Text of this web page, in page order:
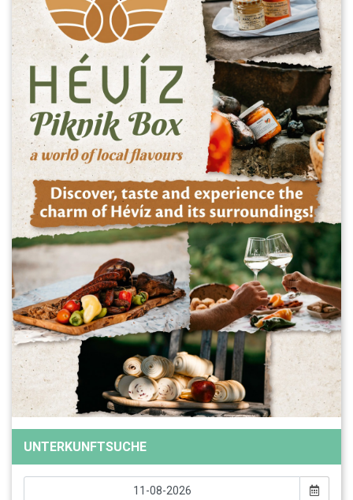
UNTERKUNFTSUCHE